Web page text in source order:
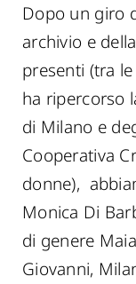
Dopo un giro
archivio e
presenti (tra
ha ripercorso
di Milano e
Cooperativa
donne),
Monica Di
di genere
Giovanni,